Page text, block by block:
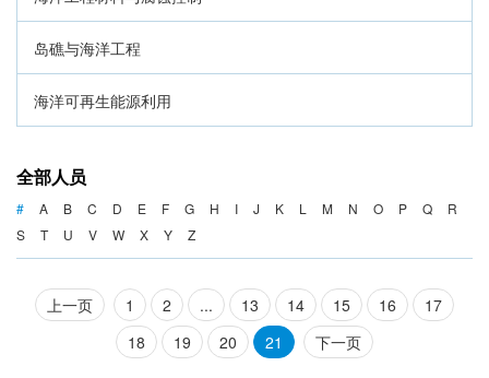
岛礁与海洋工程
海洋可再生能源利用
海洋产业与政策
海洋可持续发展
全部人员
# A B C D E F G H I J K L M N O P Q
R
S
T U V W X Y Z
上一页 1 2 ... 13 14 15 16
17
18
19 20 21 下一页